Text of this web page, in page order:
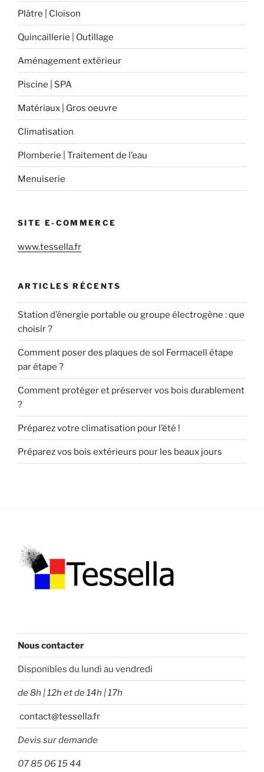
Plâtre | Cloison
Quincaillerie | Outillage
Aménagement extérieur
Piscine | SPA
Matériaux | Gros oeuvre
Climatisation
Plomberie | Traitement de l’eau
Menuiserie
SITE E-COMMERCE
www.tessella.fr
ARTICLES RÉCENTS
Station d’énergie portable ou groupe électrogène : que
choisir ?
Comment poser des plaques de sol Fermacell étape
par étape ?
Comment protéger et préserver vos bois durablement
?
Préparez votre climatisation pour l’été !
Préparez vos bois extérieurs pour les beaux jours
Nous contacter
Disponibles du lundi au vendredi
de 8h | 12h et de 14h | 17h
contact@tessella.fr
Devis sur demande
07 85 06 15 44